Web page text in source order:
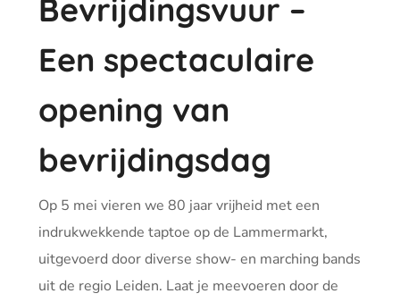
Bevrijdingsvuur –
Een spectaculaire
opening van
bevrijdingsdag
Op 5 mei vieren we 80 jaar vrijheid met een
indrukwekkende taptoe op de Lammermarkt,
uitgevoerd door diverse show- en marching bands
uit de regio Leiden. Laat je meevoeren door de